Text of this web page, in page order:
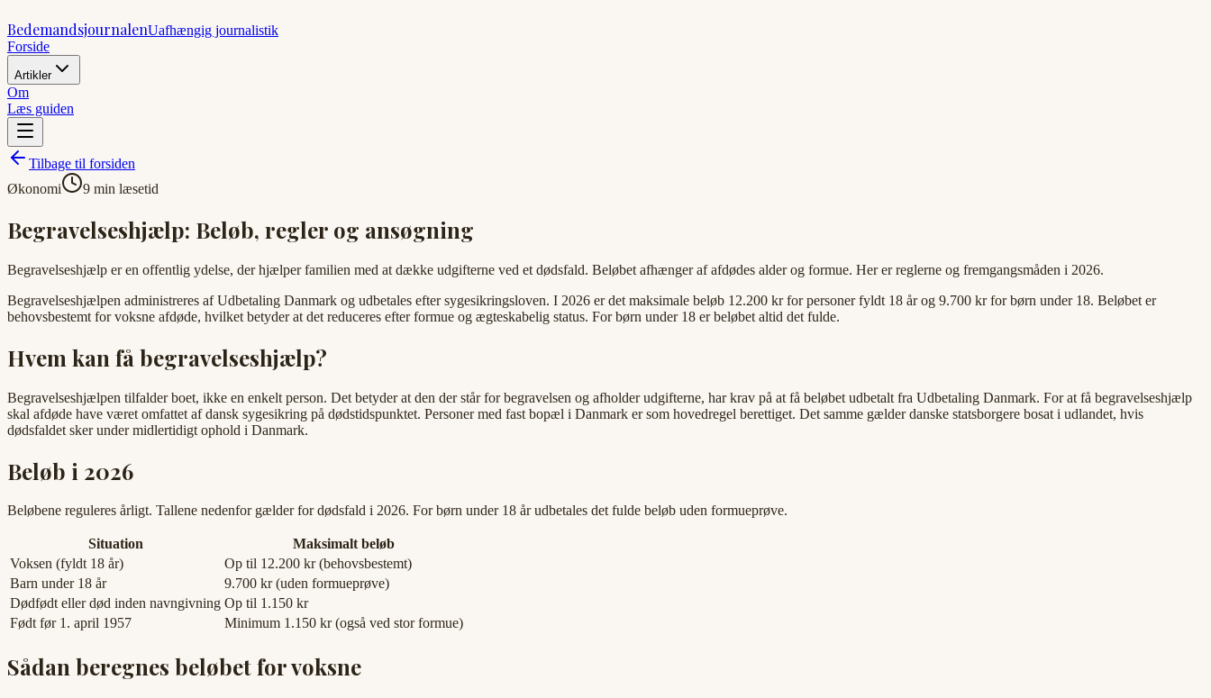
BedemandsjournalenUafhængig journalistik
Forside
Artikler
Om
Læs guiden
Tilbage til forsiden
Økonomi
9 min læsetid
Begravelseshjælp: Beløb, regler og ansøgning
Begravelseshjælp er en offentlig ydelse, der hjælper familien med at dække udgifterne ved et dødsfald. Beløbet afhænger af afdødes alder og formue. Her er reglerne og fremgangsmåden i 2026.
Begravelseshjælpen administreres af Udbetaling Danmark og udbetales efter sygesikringsloven. I 2026 er det maksimale beløb 12.200 kr for personer fyldt 18 år og 9.700 kr for børn under 18. Beløbet er
behovsbestemt for voksne afdøde, hvilket betyder at det reduceres efter formue og ægteskabelig status. For børn under 18 er beløbet altid det fulde.
Hvem kan få begravelseshjælp?
Begravelseshjælpen tilfalder boet, ikke en enkelt person. Det betyder at den der står for begravelsen og afholder udgifterne, har krav på at få beløbet udbetalt fra Udbetaling Danmark. For at få begravelseshjælp
skal afdøde have været omfattet af dansk sygesikring på dødstidspunktet. Personer med fast bopæl i Danmark er som hovedregel berettiget. Det samme gælder danske statsborgere bosat i udlandet, hvis
dødsfaldet sker under midlertidigt ophold i Danmark.
Beløb i 2026
Beløbene reguleres årligt. Tallene nedenfor gælder for dødsfald i 2026. For børn under 18 år udbetales det fulde beløb uden formueprøve.
Situation
Maksimalt beløb
Voksen (fyldt 18 år)
Op til 12.200 kr (behovsbestemt)
Barn under 18 år
9.700 kr (uden formueprøve)
Dødfødt eller død inden navngivning Op til 1.150 kr
Født før 1. april 1957
Minimum 1.150 kr (også ved stor formue)
Sådan beregnes beløbet for voksne